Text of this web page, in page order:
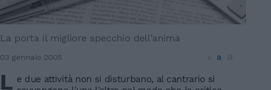
La porta il migliore specchio dell'anima
03 gennaio 2005 a
L e due attività non si disturbano, al cantrario si